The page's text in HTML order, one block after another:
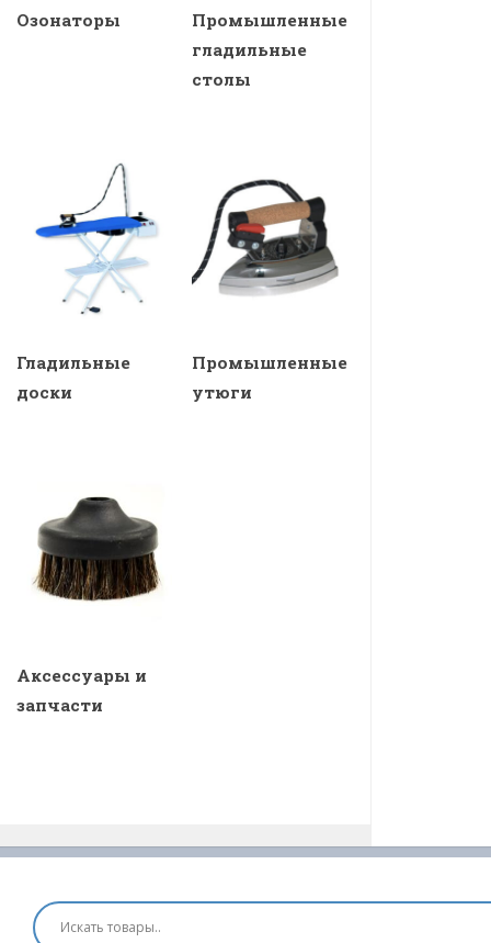
Озонаторы
Промышленные
гладильные
столы
Гладильные
доски
Промышленные
утюги
Аксессуары и
запчасти